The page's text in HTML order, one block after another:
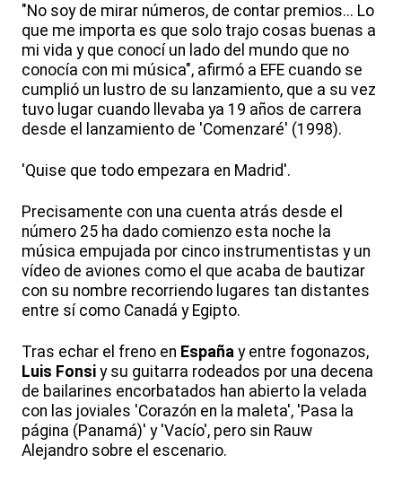
"No soy de mirar números, de contar premios... Lo
que me importa es que solo trajo cosas buenas a
mi vida y que conocí un lado del mundo que no
conocía con mi música", afirmó a EFE cuando se
cumplió un lustro de su lanzamiento, que a su vez
tuvo lugar cuando llevaba ya 19 años de carrera
desde el lanzamiento de 'Comenzaré' (1998).
'Quise que todo empezara en Madrid'.
Precisamente con una cuenta atrás desde el
número 25 ha dado comienzo esta noche la
música empujada por cinco instrumentistas y un
vídeo de aviones como el que acaba de bautizar
con su nombre recorriendo lugares tan distantes
entre sí como Canadá y Egipto.
Tras echar el freno en España y entre fogonazos,
Luis Fonsi y su guitarra rodeados por una decena
de bailarines encorbatados han abierto la velada
con las joviales 'Corazón en la maleta', 'Pasa la
página (Panamá)' y 'Vacío', pero sin Rauw
Alejandro sobre el escenario.